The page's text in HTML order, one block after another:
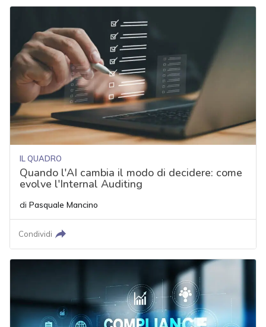
IL QUADRO
Quando l'AI cambia il modo di decidere: come
evolve l'Internal Auditing
di Pasquale Mancino
Condividi